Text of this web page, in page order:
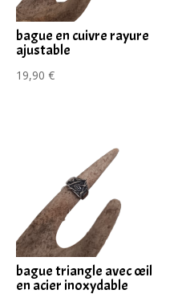
bague en cuivre rayure
ajustable
19,90€
bague triangle avec œil
en acier inoxydable